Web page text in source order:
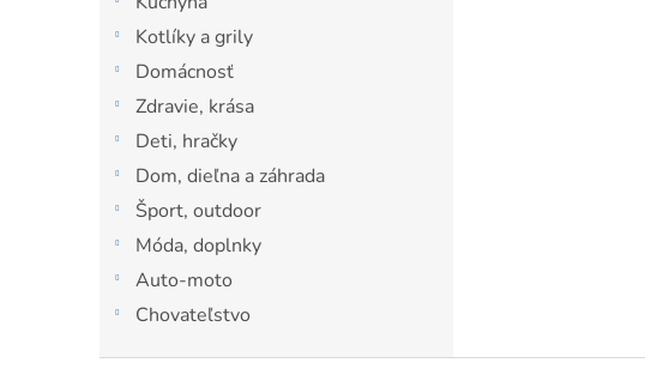
Kotlíky a grily
Domácnosť
Zdravie, krása
Deti, hračky
Dom, dieľna a záhrada
Šport, outdoor
Móda, doplnky
Auto-moto
Chovateľstvo